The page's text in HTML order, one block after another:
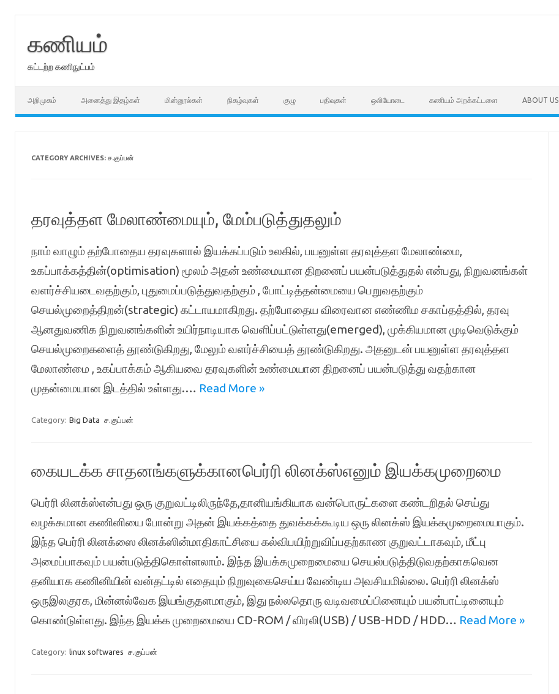
கணியம்
கட்டற்ற கணிநுட்பம்
அறிமுகம் அனைத்து இதழ்கள் மின்னூல்கள் நிகழ்வுகள் குழு பதிவுகள் ஒலியோடை கணியம் அறக்கட்டளை ABOUT US
CATEGORY ARCHIVES: ச.குப்பன்
தரவுத்தள மேலாண்மையும், மேம்படுத்துதலும்
நாம் வாழும் தற்போதைய தரவுகளால் இயக்கப்படும் உலகில், பயனுள்ள தரவுத்தள மேலாண்மை,
உகப்பாக்கத்தின்(optimisation) மூலம் அதன் உண்மையான திறனைப் பயன்படுத்துதல் என்பது, நிறுவனங்கள்
வளர்ச்சியடைவதற்கும், புதுமைப்படுத்துவதற்கும் , போட்டித்தன்மையை பெறுவதற்கும்
செயல்முறைத்திறன்(strategic) கட்டாயமாகிறது. தற்போதைய விரைவான எண்ணிம சகாப்தத்தில், தரவு
ஆனதுவணிக நிறுவனங்களின் உயிர்நாடியாக வெளிப்பட்டுள்ளது(emerged), முக்கியமான முடிவெடுக்கும்
செயல்முறைகளைத் தூண்டுகிறது, மேலும் வளர்ச்சியைத் தூண்டுகிறது. அதனுடன் பயனுள்ள தரவுத்தள
மேலாண்மை , உகப்பாக்கம் ஆகியவை தரவுகளின் உண்மையான திறனைப் பயன்படுத்து வதற்கான
முதன்மையான இடத்தில் உள்ளது.… Read More »
Category: Big Data ச.குப்பன்
கையடக்க சாதனங்களுக்கானபெர்ரி லினக்ஸ்எனும் இயக்கமுறைமை
பெர்ரி லினக்ஸ்என்பது ஒரு குறுவட்டிலிருந்தே,தானியங்கியாக வன்பொருட்களை கண்டறிதல் செய்து
வழக்கமான கணினியை போன்று அதன் இயக்கத்தை துவக்கக்கூடிய ஒரு லினக்ஸ் இயக்கமுறைமையாகும்.
இந்த பெர்ரி லினக்ஸை லினக்ஸின்மாதிகாட்சியை கல்விபயிற்றுவிப்பதற்காண குறுவட்டாகவும், மீட்பு
அமைப்பாகவும் பயன்படுத்திகொள்ளலாம். இந்த இயக்கமுறைமையை செயல்படுத்திடுவதற்காகவென
தனியாக கணினியின் வன்தட்டில் எதையும் நிறுவுகைசெய்ய வேண்டிய அவசியமில்லை. பெர்ரி லினக்ஸ்
ஒருஇலகுரக, மின்னல்வேக இயங்குதளமாகும், இது நல்லதொரு வடிவமைப்பினையும் பயன்பாட்டினையும்
கொண்டுள்ளது. இந்த இயக்க முறைமையை CD-ROM / விரலி(USB) / USB-HDD / HDD… Read More »
Category: linux softwares ச.குப்பன்